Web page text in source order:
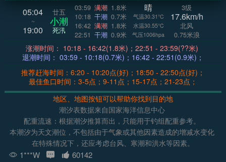
05:04
~
19:00
廿五
小潮
死汛
03:59 满潮 1.8米
10:18 干潮 0.7米
16:42 满潮 1.8米
22:51 干潮 0.9米
晴
气温30.31°C
水温30.55°C
气压1006hpa
3级
17.6km/h
北风
0.75米浪
涨潮时间： 10:18 - 16:42(1.8米)；22:51 - 23:59(??米)
退潮时间： 03:59 - 10:18(0.7米)；16:42 - 22:51(0.9米)；
推荐赶海时间：6:20 - 10:20点(好)；18:50 - 22:50点(好)；
最佳鱼口时间：3-5点；9-11点；15-17点；21-23点；
地区、地图按钮可以帮助你找到目的地
潮汐表数据来自国家海洋信息中心
配重流速：根据潮汐推算而出，只能用于钓组配重参考。
本潮汐为天文潮位，不包括由于气象或其他因素造成的增减水变化
在特殊情况下，还应考虑台风、寒潮和洪水等因素。
1***W 60142